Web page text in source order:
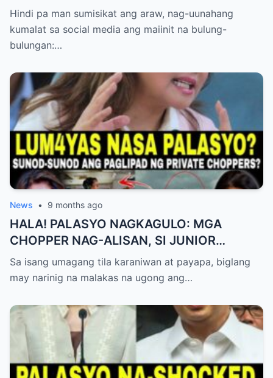
PAGLIPAD NG ISANG JUNYOR AT ANG
DUMULOG NA LIHIM NINA PINGKY AT
KLER
Hindi pa man sumisikat ang araw, nag-uunahang
kumalat sa social media ang maiinit na bulung-
bulungan:…
News • 9 months ago
HALA! PALASYO NAGKAGULO: MGA
CHOPPER NAG-ALISAN, SI JUNIOR
NAGHAHAKOT?!
Sa isang umagang tila karaniwan at payapa, biglang
may narinig na malakas na ugong ang…